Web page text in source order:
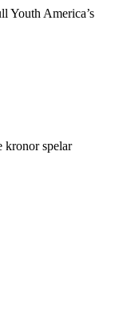
Youth America’s
kronor spelar